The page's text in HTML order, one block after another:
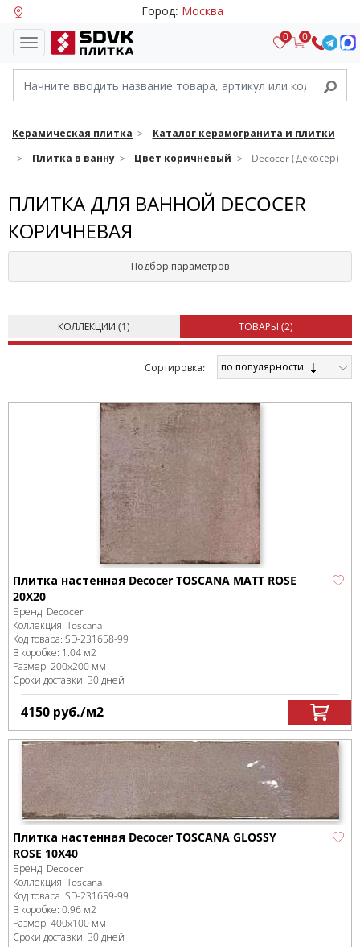
Город: Москва
0 0
Керамическая плитка
Каталог керамогранита и плитки
Плитка в ванну
Цвет коричневый Decocer (Декосер)
ПЛИТКА ДЛЯ ВАННОЙ DECOCER
КОРИЧНЕВАЯ
Подбор параметров
КОЛЛЕКЦИИ (1) ТОВАРЫ (2)
Cортировка: по популярности
Плитка настенная Decocer TOSCANA MATT ROSE
20X20
Бренд: Decocer
Коллекция: Toscana
Код товара: SD-231658-99
В коробке: 1.04 м2
Размер: 200x200 мм
Сроки доставки: 30 дней
4150 руб./м2
Плитка настенная Decocer TOSCANA GLOSSY
ROSE 10X40
Бренд: Decocer
Коллекция: Toscana
Код товара: SD-231659-99
В коробке: 0.96 м2
Размер: 400x100 мм
Сроки доставки: 30 дней